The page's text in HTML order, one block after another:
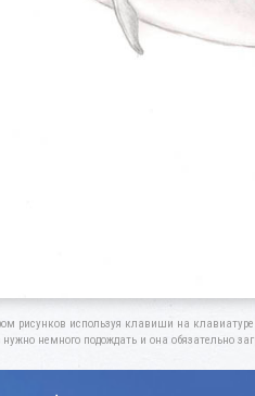
рисунков используя клавиши на
немного подождать и она обязательно